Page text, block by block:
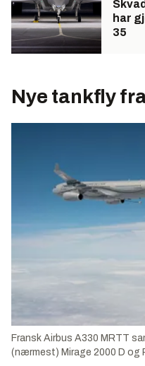
har
35
Nye tankfly
Fransk Airbus A330 MRTT
(nærmest) Mirage 2000 D og